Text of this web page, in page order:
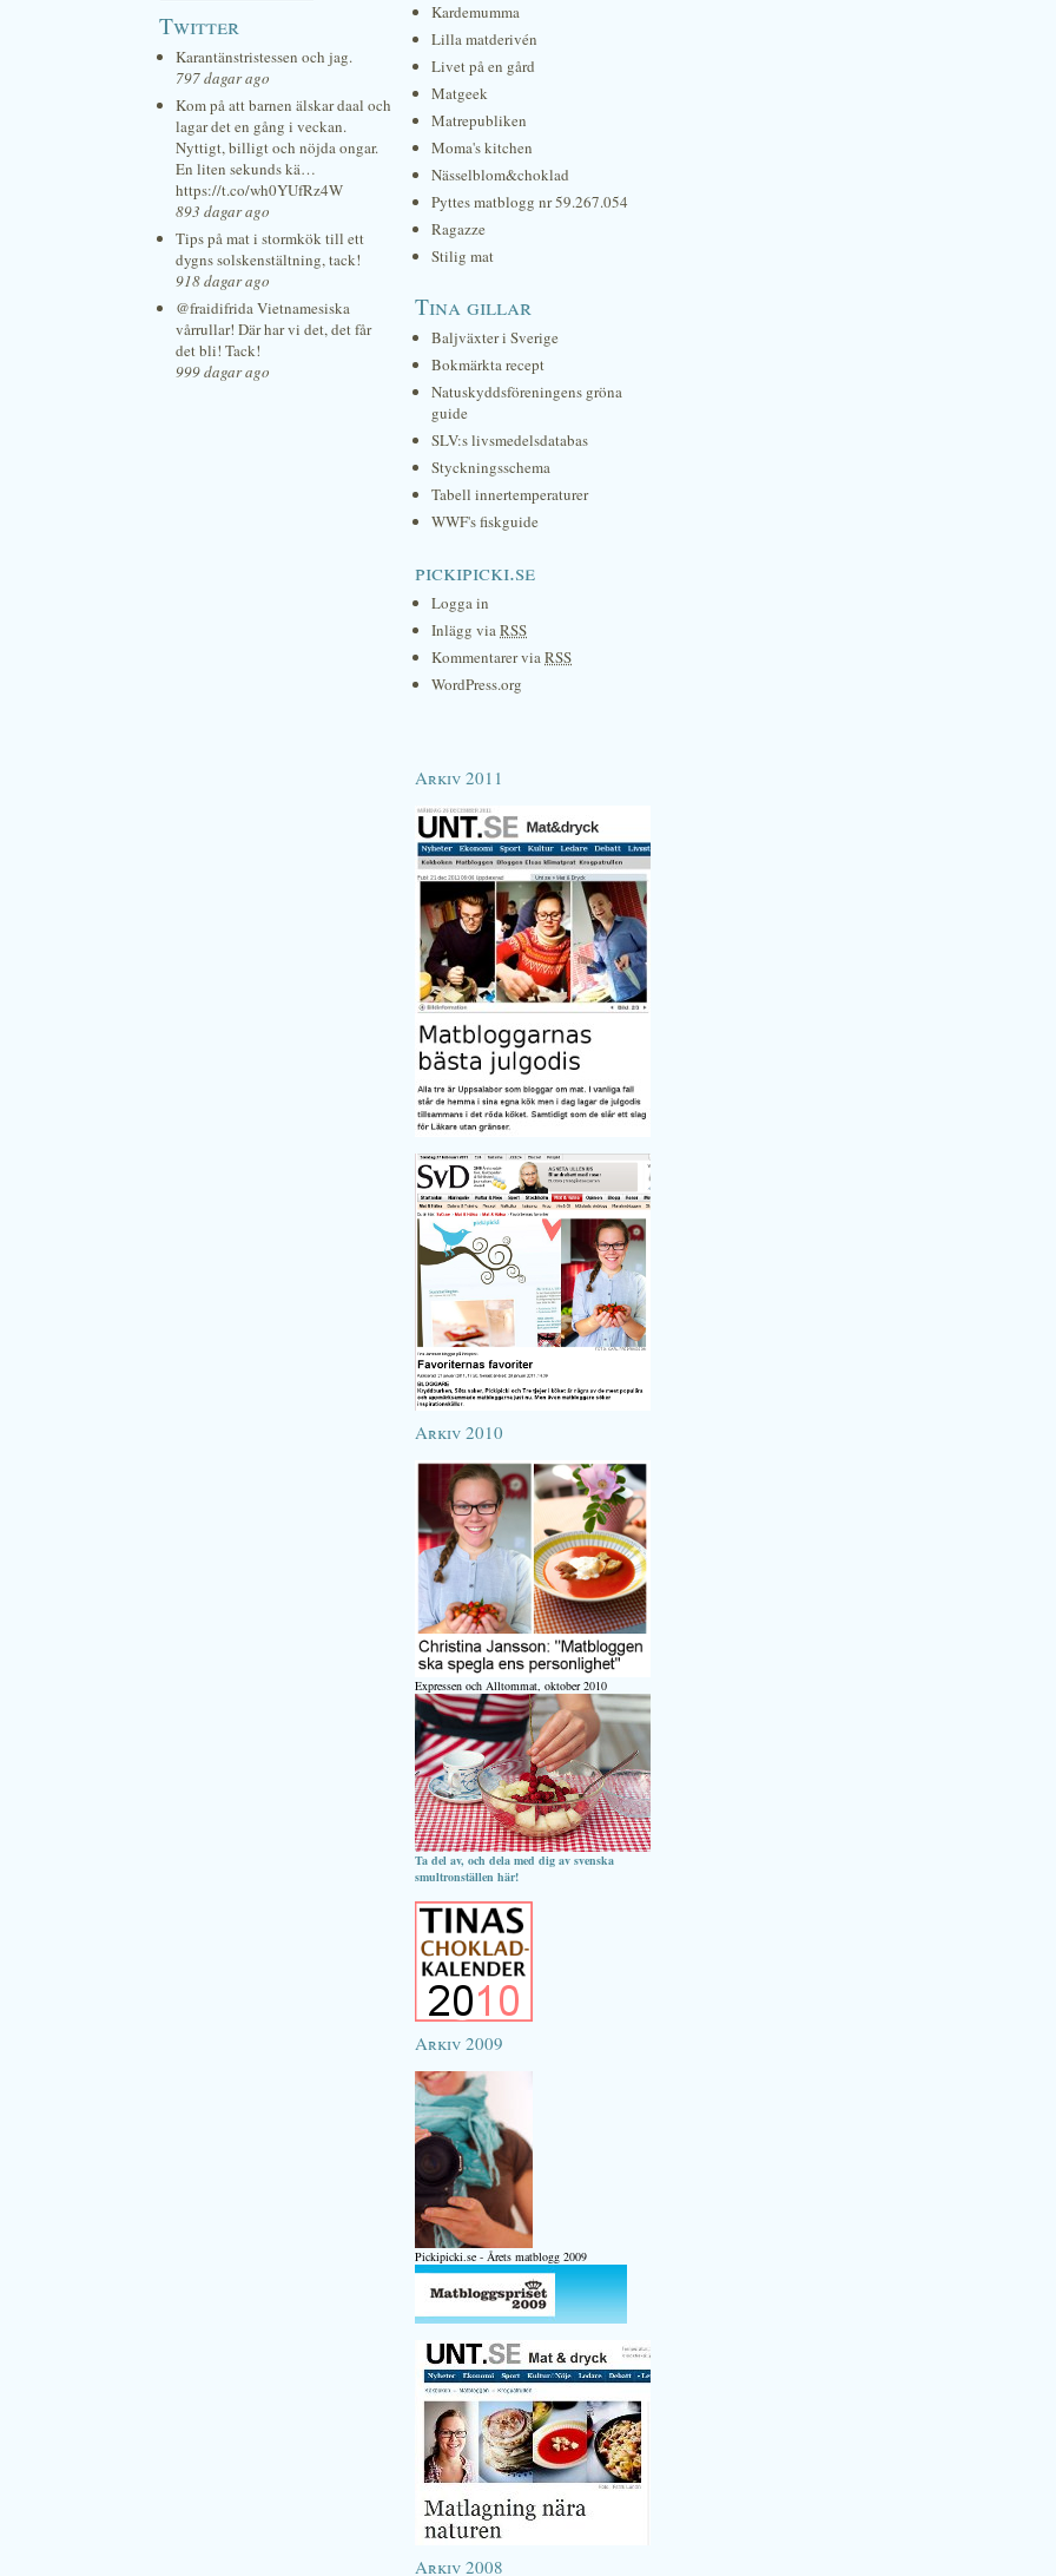
Twitter
Karantänstristessen och jag.
797 dagar ago
Kom på att barnen älskar daal och
lagar det en gång i veckan.
Nyttigt, billigt och nöjda ongar.
En liten sekunds kä…
https://t.co/wh0YUfRz4W
893 dagar ago
Tips på mat i stormkök till ett
dygns solskenstältning, tack!
918 dagar ago
@fraidifrida Vietnamesiska
vårrullar! Där har vi det, det får
det bli! Tack!
999 dagar ago
Kardemumma
Lilla matderivén
Livet på en gård
Matgeek
Matrepubliken
Moma's kitchen
Nässelblom&choklad
Pyttes matblogg nr 59.267.054
Ragazze
Stilig mat
Tina gillar
Baljväxter i Sverige
Bokmärkta recept
Natuskyddsföreningens gröna
guide
SLV:s livsmedelsdatabas
Styckningsschema
Tabell innertemperaturer
WWF's fiskguide
pickipicki.se
Logga in
Inlägg viaRSS
Kommentarer viaRSS
WordPress.org
Arkiv 2011
Arkiv 2010
Expressen och Alltommat, oktober 2010
Ta del av, och dela med dig av svenska
smultronställen här!
Arkiv 2009
Pickipicki.se - Årets matblogg 2009
Arkiv 2008